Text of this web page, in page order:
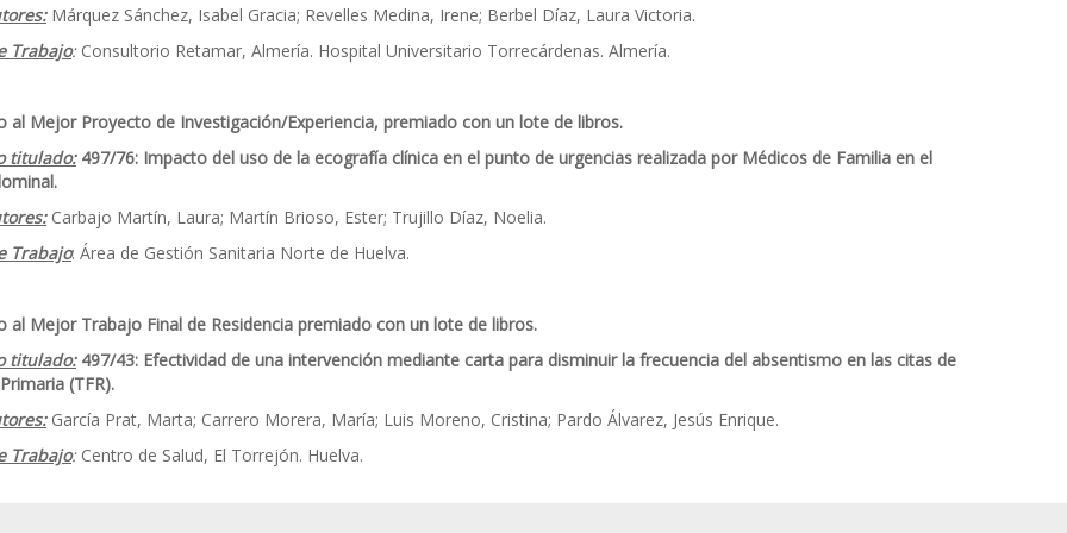
tu Comunicación
enviar tu comunicación hasta el 6 de octubre de 2021
Márquez Sánchez, Isabel Gracia; Revelles Medina, Irene; Berbel Díaz, Laura Victoria.
Trabajo:Consultorio Retamar, Almería. Hospital Universitario Torrecárdenas. Almería.
al Mejor Proyecto de Investigación/Experiencia, premiado con un lote de libros.
titulado:497/76: Impacto del uso de la ecografía clínica en el punto de urgencias realizada por Médicos de Familia en el
Carbajo Martín, Laura; Martín Brioso, Ester; Trujillo Díaz, Noelia.
Trabajo: Área de Gestión Sanitaria Norte de Huelva.
al Mejor Trabajo Final de Residencia premiado con un lote de libros.
titulado:497/43: Efectividad de una intervención mediante carta para disminuir la frecuencia del absentismo en las citas de
(TFR).
García Prat, Marta; Carrero Morera, María; Luis Moreno, Cristina; Pardo Álvarez, Jesús Enrique.
Trabajo:Centro de Salud, El Torrejón. Huelva.